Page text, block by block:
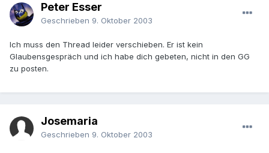
Peter Esser
Geschrieben 9. Oktober 2003
Ich muss den Thread leider verschieben. Er ist kein
Glaubensgespräch und ich habe dich gebeten, nicht in den GG
zu posten.
Josemaria
Geschrieben 9. Oktober 2003